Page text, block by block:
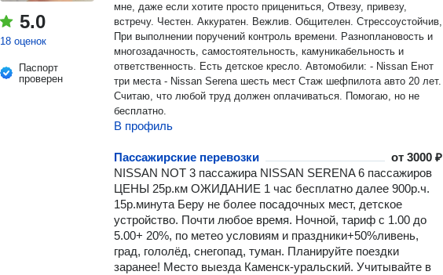
5.0
18 оценок
Паспорт
проверен
мне, даже если хотите просто прицениться, Отвезу, привезу,
встречу. Честен. Аккуратен. Вежлив. Общителен. Стрессоустойчив,
При выполнении поручений контроль времени. Разноплановость и
многозадачность, самостоятельность, камуникабельность и
ответственность. Есть детское кресло. Автомобили: - Nissan Енот
три места - Nissan Serena шесть мест Стаж шефпилота авто 20 лет.
Считаю, что любой труд должен оплачиваться. Помогаю, но не
бесплатно.
В профиль
Пассажирские перевозки от3000 ₽
NISSAN NOT 3 пассажира NISSAN SERENA 6 пассажиров
ЦЕНЫ 25р.км ОЖИДАНИЕ 1 час бесплатно далее 900р.ч.
15р.минута Беру не более посадочных мест, детское
устройство. Почти любое время. Ночной, тариф с 1.00 до
5.00+ 20%, по метео условиям и праздники+50%ливень,
град, гололёд, снегопад, туман. Планируйте поездки
заранее! Место выезда Каменск-уральский. Учитывайте в